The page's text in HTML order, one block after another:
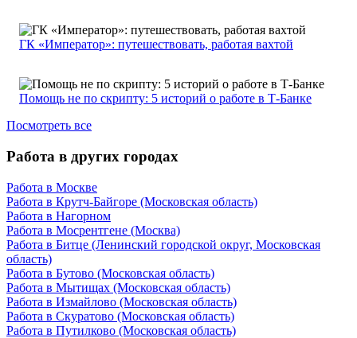
ГК «Император»: путешествовать, работая вахтой
Помощь не по скрипту: 5 историй о работе в Т-Банке
Посмотреть все
Работа в других городах
Работа в Москве
Работа в Крутч-Байгоре (Московская область)
Работа в Нагорном
Работа в Мосрентгене (Москва)
Работа в Битце (Ленинский городской округ, Московская
область)
Работа в Бутово (Московская область)
Работа в Мытищах (Московская область)
Работа в Измайлово (Московская область)
Работа в Скуратово (Московская область)
Работа в Путилково (Московская область)